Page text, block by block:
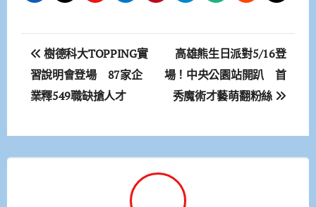
文
章
導
覽
樹德科大TOPPING實
習說明會登場 87家企
業釋549職缺搶人才
高雄熊生日派對5/16登
場！中央公園站開趴 首
秀魔術才藝萌翻粉絲